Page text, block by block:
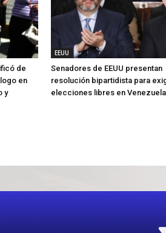
de
en
y
EEUU
Senadores de EEUU presentan
resolución bipartidista para
elecciones libres en Venezuela